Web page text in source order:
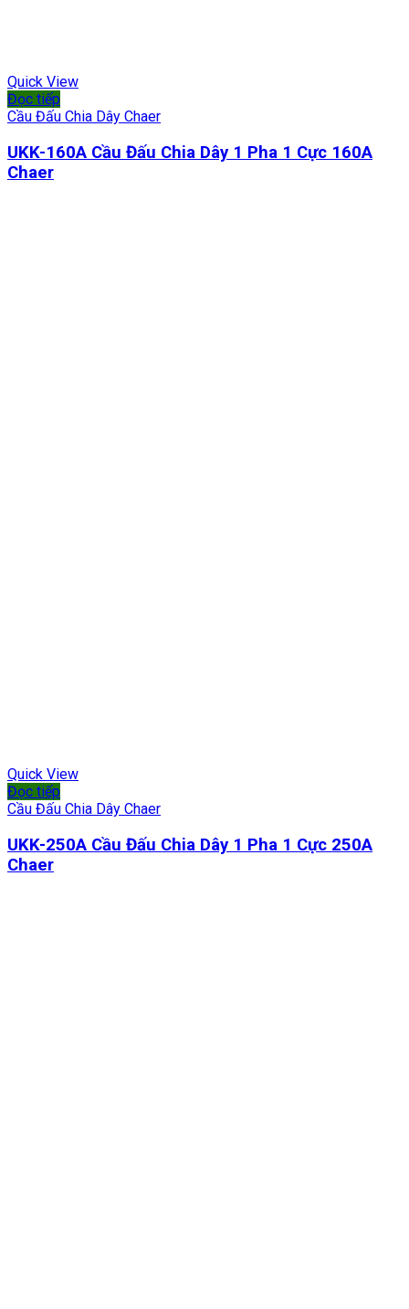
Quick View
Đọc tiếp
Cầu Đấu Chia Dây Chaer
UKK-160A Cầu Đấu Chia Dây 1 Pha 1 Cực 160A
Chaer
Quick View
Đọc tiếp
Cầu Đấu Chia Dây Chaer
UKK-250A Cầu Đấu Chia Dây 1 Pha 1 Cực 250A
Chaer